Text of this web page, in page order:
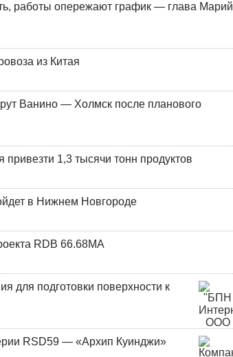
работы опережают график — глава Марий
из Китая
Ванино — Холмск после планового
привезти 1,3 тысячи тонн продуктов
в Нижнем Новгороде
RDB 66.68МА
для подготовки поверхности к
RSD59 — «Архип Куинджи»